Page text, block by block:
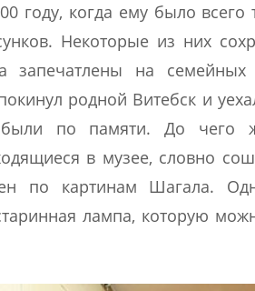
году, когда ему было
Некоторые из них
на семейных
родной Витебск и
по памяти. До чего
в музее, словно
по картинам Шагала.
лампа, которую